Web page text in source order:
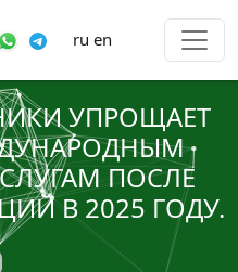
ru en
УПРОЩАЕТ
ПОСЛЕ
В 2025 ГОДУ.